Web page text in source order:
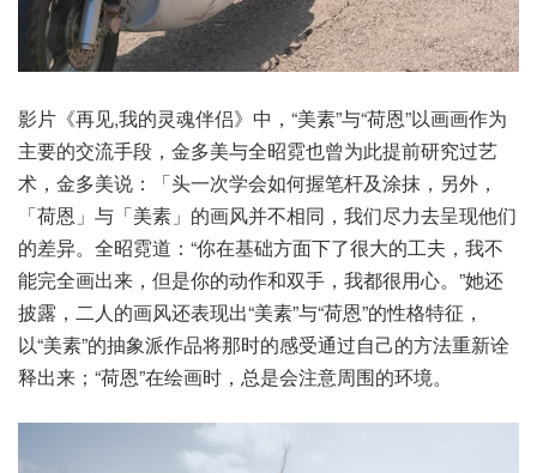
影片《再见,我的灵魂伴侣》中，“美素”与“荷恩”以画画作为
主要的交流手段，金多美与全昭霓也曾为此提前研究过艺
术，金多美说：「头一次学会如何握笔杆及涂抹，另外，
「荷恩」与「美素」的画风并不相同，我们尽力去呈现他们
的差异。全昭霓道：“你在基础方面下了很大的工夫，我不
能完全画出来，但是你的动作和双手，我都很用心。”她还
披露，二人的画风还表现出“美素”与“荷恩”的性格特征，
以“美素”的抽象派作品将那时的感受通过自己的方法重新诠
释出来；“荷恩”在绘画时，总是会注意周围的环境。